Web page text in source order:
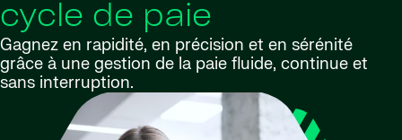
cycle de paie
Gagnez en rapidité, en précision et en sérénité
grâce à une gestion de la paie fluide, continue et
sans interruption.